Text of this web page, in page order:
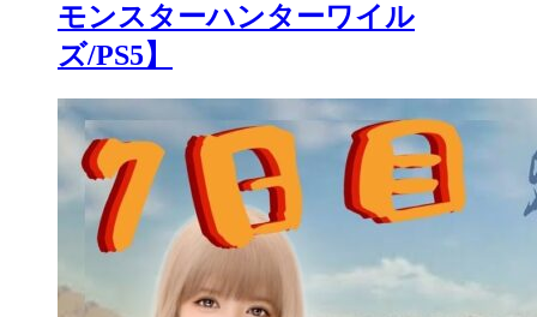
モンスターハンターワイル
ズ/PS5】